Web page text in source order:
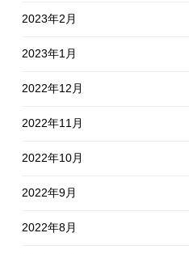
2023年2月
2023年1月
2022年12月
2022年11月
2022年10月
2022年9月
2022年8月